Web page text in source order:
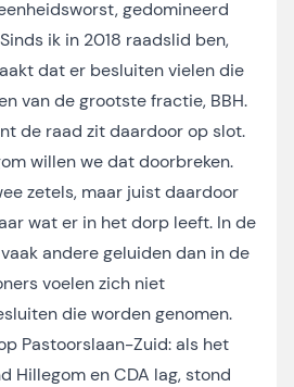
gedomineerd
ik in 2018 raadslid ben,
dat er besluiten vielen die
van de grootste fractie, BBH.
de raad zit daardoor op slot.
willen we dat doorbreken.
zetels, maar juist daardoor
wat er in het dorp leeft. In de
andere geluiden dan in de
voelen zich niet
die worden genomen.
Pastoorslaan-Zuid: als het
Hillegom en CDA lag, stond